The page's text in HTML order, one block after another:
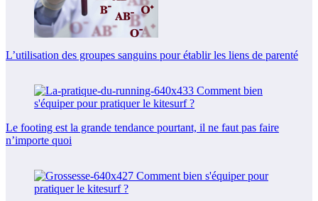
L’utilisation des groupes sanguins pour établir les liens de parenté
Le footing est la grande tendance pourtant, il ne faut pas faire
n’importe quoi